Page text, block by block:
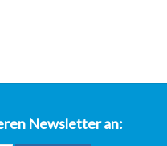
Newsletter an: